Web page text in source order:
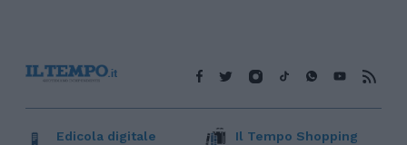
Edicola digitale Il Tempo Shopping